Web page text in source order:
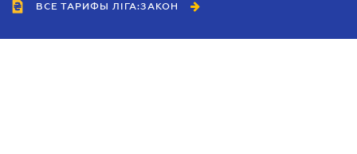
ВСЕ ТАРИФЫ ЛІГА:ЗАКОН